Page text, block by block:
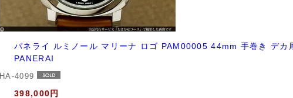
パネライ ルミノール マリーナ ロゴ PAM00005 44mm 手巻き デカ
PANERAI
HA-4099
398,000円